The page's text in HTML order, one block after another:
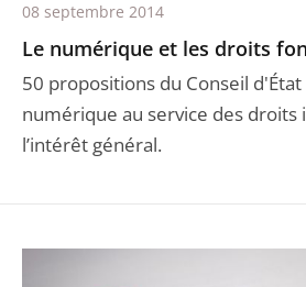
Le numérique et les droits
50 propositions du Conseil
numérique au service des droits
l’intérêt général.
08 septembre 2014